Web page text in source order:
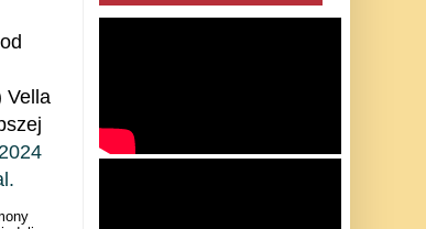
Vella